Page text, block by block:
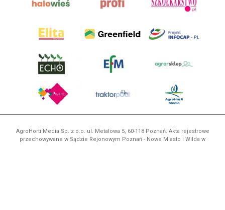
AgroHorti Media Sp. z o.o. ul. Metalowa 5, 60-118 Poznań. Akta rejestrowe
przechowywane w Sądzie Rejonowym Poznań - Nowe Miasto i Wilda w